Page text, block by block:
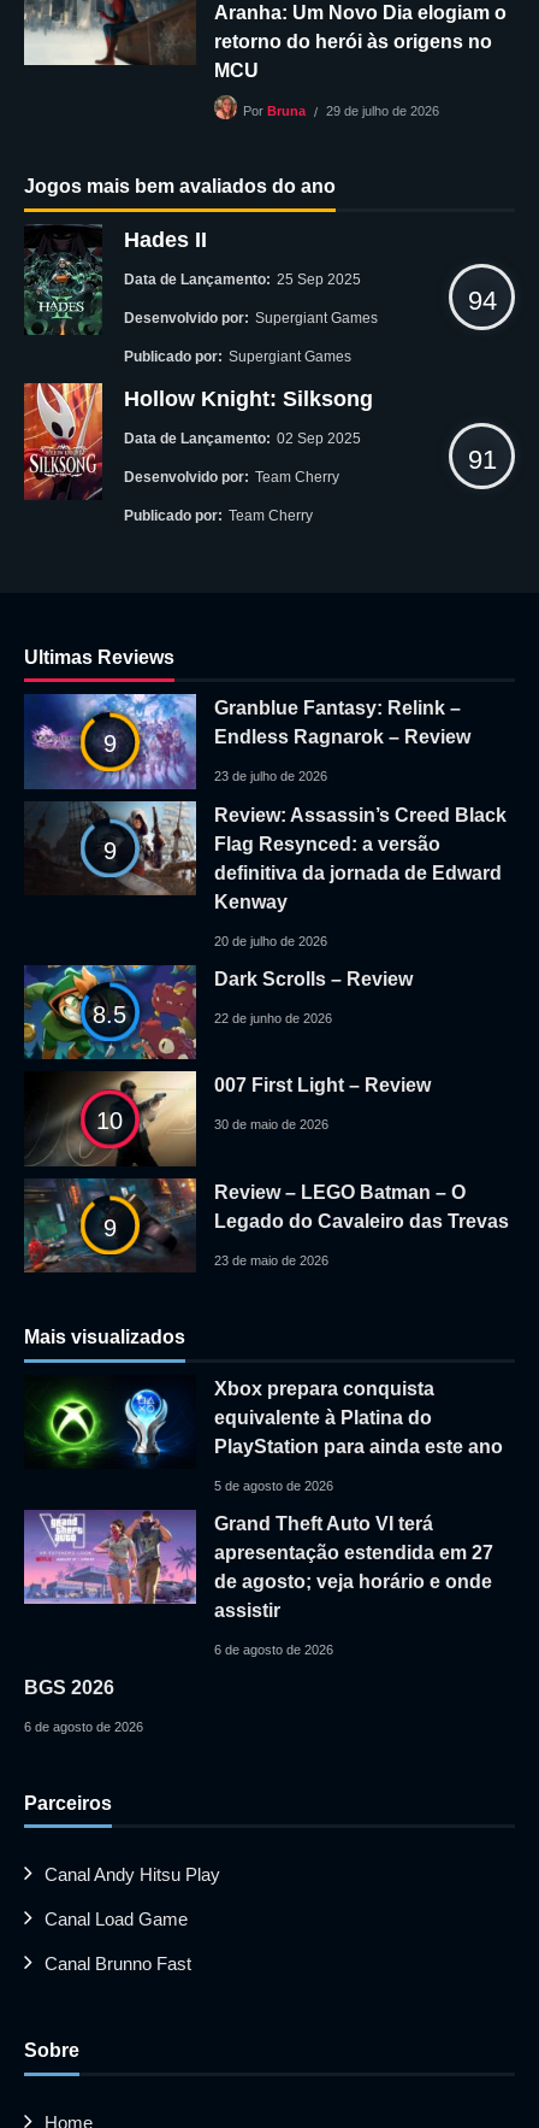
Aranha: Um Novo Dia elogiam o
retorno do herói às origens no
MCU
Por Bruna 29 de julho de 2026
Jogos mais bem avaliados do ano
Hades II
Data de Lançamento: 25 Sep 2025
Desenvolvido por: Supergiant Games
Publicado por: Supergiant Games
94
Hollow Knight: Silksong
Data de Lançamento: 02 Sep 2025
Desenvolvido por: Team Cherry
Publicado por: Team Cherry
91
Ultimas Reviews
9
Granblue Fantasy: Relink –
Endless Ragnarok – Review
23 de julho de 2026
9
Review: Assassin’s Creed Black
Flag Resynced: a versão
definitiva da jornada de Edward
Kenway
20 de julho de 2026
8.5
Dark Scrolls – Review
22 de junho de 2026
10
007 First Light – Review
30 de maio de 2026
9
Review – LEGO Batman – O
Legado do Cavaleiro das Trevas
23 de maio de 2026
Mais visualizados
Xbox prepara conquista
equivalente à Platina do
PlayStation para ainda este ano
5 de agosto de 2026
Grand Theft Auto VI terá
apresentação estendida em 27
de agosto; veja horário e onde
assistir
6 de agosto de 2026
BGS 2026
6 de agosto de 2026
Parceiros
Canal Andy Hitsu Play
Canal Load Game
Canal Brunno Fast
Sobre
Home